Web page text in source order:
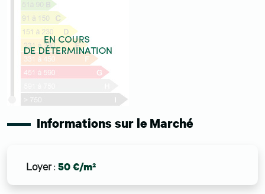
Informations sur le Marché
Loyer: 50 €/m²